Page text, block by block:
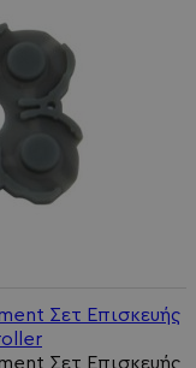
Σετ Επισκευής
Σετ Επισκευής